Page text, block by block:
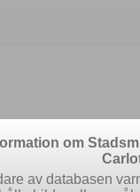
om
av databasen